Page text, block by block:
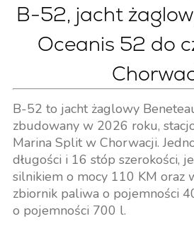
B-52, jacht
Oceanis 52 do
B-52 to jacht żaglowy
zbudowany w 2026 roku,
Marina Split w Chorwacji.
długości i 16 stóp szerokości,
silnikiem o mocy 110 KM oraz
zbiornik paliwa o pojemności
o pojemności 700 l.